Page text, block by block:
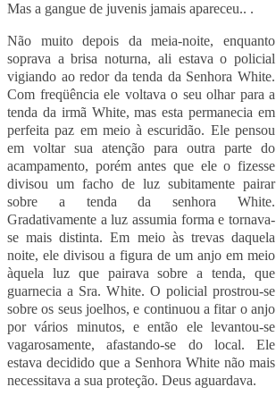
Mas a gangue de juvenis jamais apareceu.. .
Não muito depois da meia-noite, enquanto
soprava a brisa noturna, ali estava o policial
vigiando ao redor da tenda da Senhora White.
Com freqüência ele voltava o seu olhar para a
tenda da irmã White, mas esta permanecia em
perfeita paz em meio à escuridão. Ele pensou
em voltar sua atenção para outra parte do
acampamento, porém antes que ele o fizesse
divisou um facho de luz subitamente pairar
sobre a tenda da senhora White.
Gradativamente a luz assumia forma e tornava-
se mais distinta. Em meio às trevas daquela
noite, ele divisou a figura de um anjo em meio
àquela luz que pairava sobre a tenda, que
guarnecia a Sra. White. O policial prostrou-se
sobre os seus joelhos, e continuou a fitar o anjo
por vários minutos, e então ele levantou-se
vagarosamente, afastando-se do local. Ele
estava decidido que a Senhora White não mais
necessitava a sua proteção. Deus aguardava.